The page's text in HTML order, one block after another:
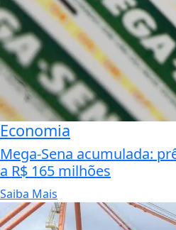
Economia
Mega-Sena acumulada:
a R$ 165 milhões
Saiba Mais